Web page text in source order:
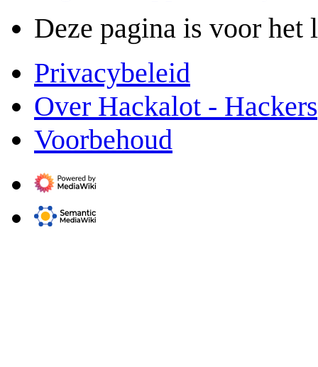
Deze pagina is voor het
Privacybeleid
Over Hackalot -
Voorbehoud